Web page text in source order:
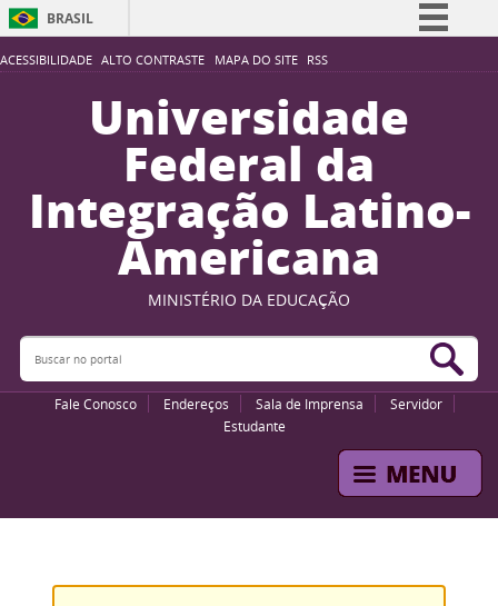
ACESSIBILIDADE ALTO CONTRASTE MAPA DO SITE RSS
BRASIL
Simplifique!
Participe
Acesso à informação
Legislação
Canais
Universidade
Federal da
Integração Latino-
Americana
MINISTÉRIO DA EDUCAÇÃO
Buscar no portal
Fale Conosco Endereços Sala de Imprensa
Servidor
Estudante